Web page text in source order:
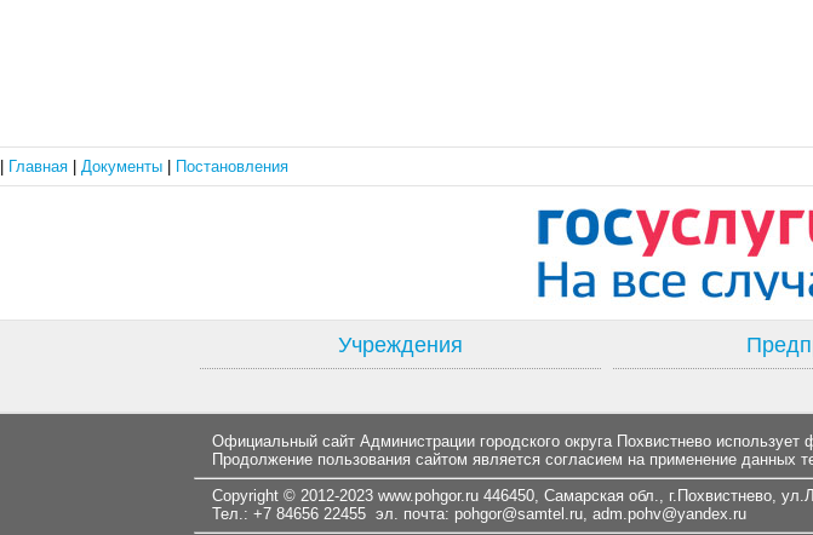
Главная Документы Постановления
Учреждения
Официальный сайт Администрации городского округа Похвистнево
Продолжение пользования сайтом является согласием на применение данных
Copyright © 2012-2023 www.pohgor.ru 446450, Самарская обл., г.Похвистнево,
Тел.: +7 84656 22455 эл. почта: pohgor@samtel.ru, adm.pohv@yandex.ru